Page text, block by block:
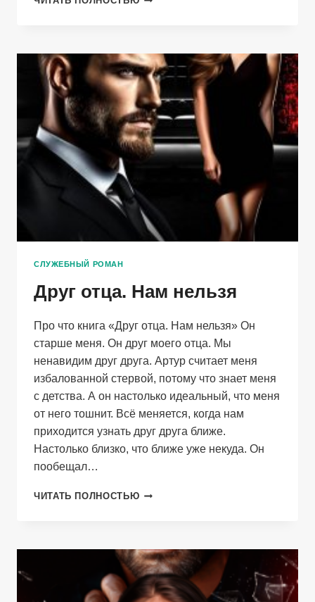
СЛУЖЕБНЫЙ РОМАН
Друг отца. Нам нельзя
Про что книга «Друг отца. Нам нельзя» Он
старше меня. Он друг моего отца. Мы
ненавидим друг друга. Артур считает меня
избалованной стервой, потому что знает меня
с детства. А он настолько идеальный, что меня
от него тошнит. Всё меняется, когда нам
приходится узнать друг друга ближе.
Настолько близко, что ближе уже некуда. Он
пообещал…
ЧИТАТЬ ПОЛНОСТЬЮ ДРУГ